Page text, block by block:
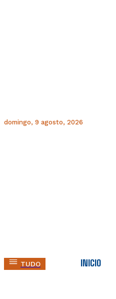
domingo, 9 agosto, 2026
TUDO INICIO